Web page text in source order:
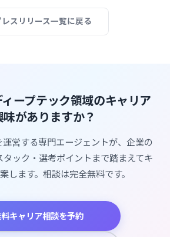
レスリリース一覧に戻る
ープテック領域のキャリア
味がありますか？
営する専門エージェントが、企業の
ック・選考ポイントまで踏まえてキ
します。相談は完全無料です。
キャリア相談を予約